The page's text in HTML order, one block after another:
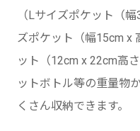
（Lサイズポケット（
ズポケット（幅15cm x
ット（12cm x 22cm高
ットボトル等の重量物
くさん収納できます。